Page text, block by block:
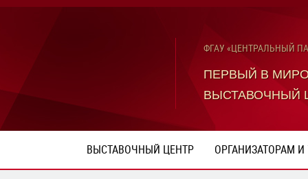
ФГАУ «ЦЕНТРАЛЬНЫЙ
ПЕРВЫЙ В
ВЫСТАВОЧНЫЙ
ВЫСТАВОЧНЫЙ ЦЕНТР ОРГАНИЗАТОРАМ